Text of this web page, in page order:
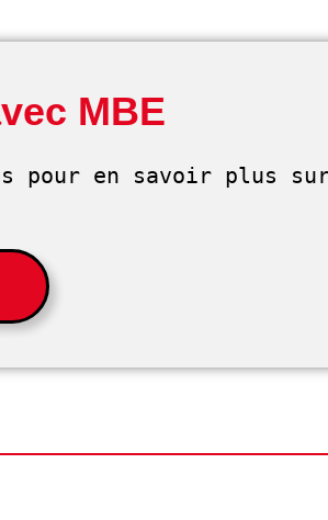
MBE
pour en savoir plus